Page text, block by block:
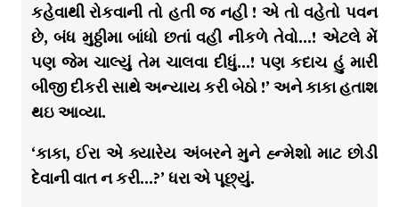
કહેવાથી રોકવાની તો હતી જ નહી ! એ તો વહેતો પવન
છે, બંધ મુઠ્ઠીમા બાંધો છતાં વહી નીકળે તેવો…! એટલે મેં
પણ જેમ ચાલ્યું તેમ ચાલવા દીધું…! પણ કદાચ હું મારી
બીજી દીકરી સાથે અન્યાય કરી બેઠો !’ અને કાકા હતાશ
થઇ આવ્યા.
‘કાકા, ઈરા એ ક્યારેય અંબરને મુને હ્ન્મેશો માટ છોડી
દેવાની વાત ન કરી…?’ ધરા એ પૂછ્યું.